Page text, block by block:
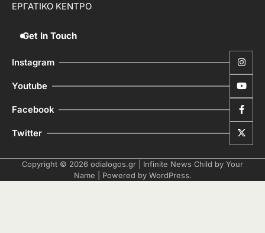
ΕΡΓΑΤΙΚΟ ΚΕΝΤΡΟ
Get In Touch
Instagram
Youtube
Facebook
Twitter
Copyright © 2026 odialogos.gr | Infinite News Child by Your
Name | Powered by WordPress.